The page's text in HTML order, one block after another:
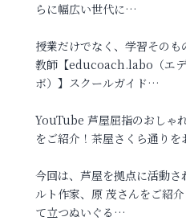
らに幅広い世代に…
授業だけでなく、学習そのも
教師【educoach.labo（エ
ボ）】スクールガイド…
YouTube 芦屋屈指のおしゃ
をご紹介！茶屋さくら通りを
今回は、芦屋を拠点に活動さ
ルト作家、原 茂さんをご紹
て立つぬいぐる…